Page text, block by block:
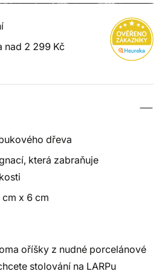
nad 2 299 Kč
dřeva
která zabraňuje
x 6 cm
oříšky z nudné porcelánové
stolování na LARPu